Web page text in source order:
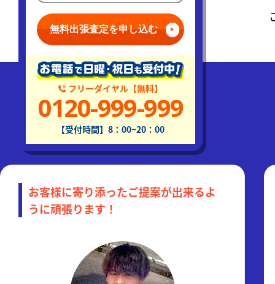
無料出張査定を申し込む
フリーダイヤル【無料】
0120-999-999
【受付時間】8：00~20：00
お客様に寄り添ったご提案が出来るよ
うに頑張ります！